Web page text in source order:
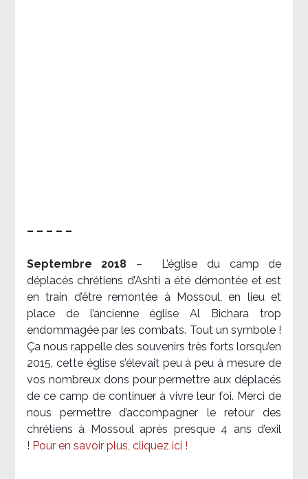
– – – – –
Septembre 2018 –
L’église du camp de
déplacés chrétiens d’Ashti a été démontée et est
en train d’être remontée à Mossoul, en lieu et
place de l’ancienne église Al Bichara trop
endommagée par les combats. Tout un symbole !
Ça nous rappelle des souvenirs très forts lorsqu’en
2015, cette église s’élevait peu à peu à mesure de
vos nombreux dons pour permettre aux déplacés
de ce camp de continuer à vivre leur foi. Merci de
nous permettre d’accompagner le retour des
chrétiens à Mossoul après presque 4 ans d’exil
! Pour en savoir plus, cliquez ici !